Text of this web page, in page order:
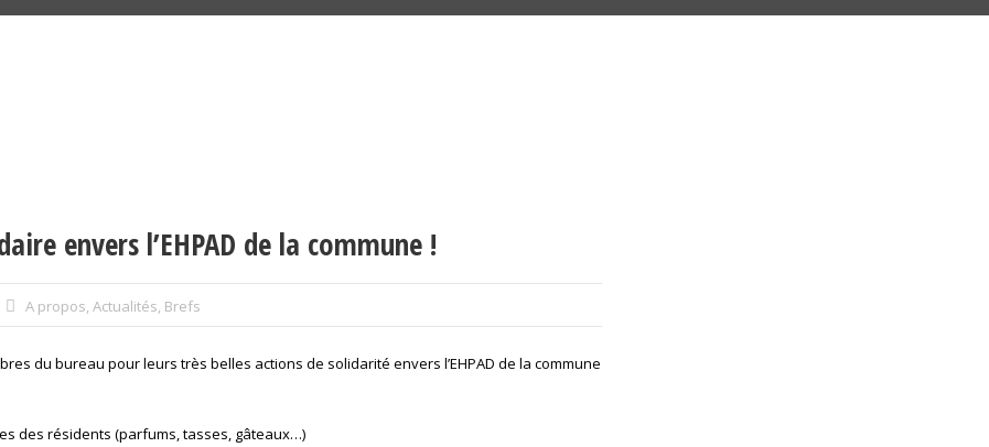
envers l’EHPAD de la commune !
A propos, Actualités, Brefs
du bureau pour leurs très belles actions de solidarité envers l’EHPAD de la commune
des résidents (parfums, tasses, gâteaux…)